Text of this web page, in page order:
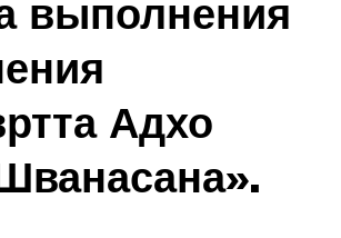
выполнения
Адхо